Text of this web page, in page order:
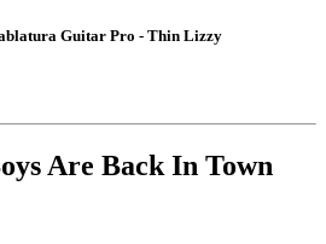
Guitar Pro - Thin Lizzy
Are Back In Town